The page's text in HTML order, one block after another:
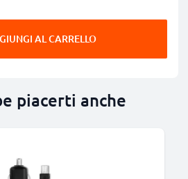
AL CARRELLO
piacerti anche